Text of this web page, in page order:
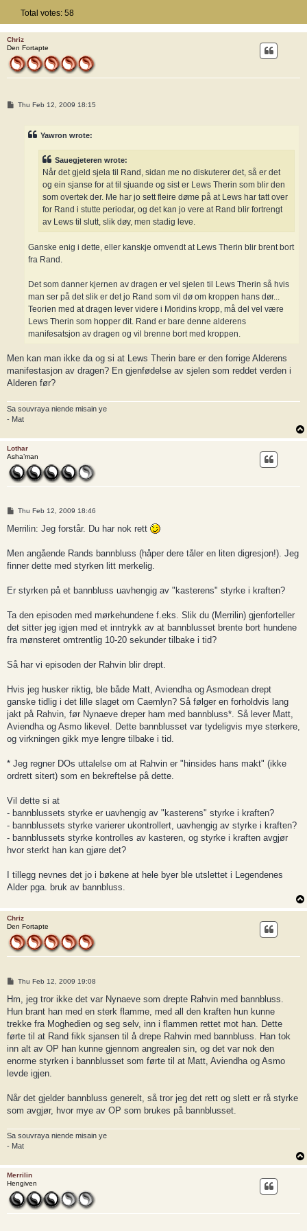
Total votes: 58
Chriz
Den Fortapte
PThu Feb 12, 2009 18:15
Yawron wrote:
Sauegjeteren wrote:
Når det gjeld sjela til Rand, sidan me no diskuterer det, så er det
og ein sjanse for at til sjuande og sist er Lews Therin som blir den
som overtek der. Me har jo sett fleire døme på at Lews har tatt over
for Rand i stutte periodar, og det kan jo vere at Rand blir fortrengt
av Lews til slutt, slik døy, men stadig leve.
Ganske enig i dette, eller kanskje omvendt at Lews Therin blir brent bort
fra Rand.
Det som danner kjernen av dragen er vel sjelen til Lews Therin så hvis
man ser på det slik er det jo Rand som vil dø om kroppen hans dør...
Teorien med at dragen lever videre i Moridins kropp, må del vel være
Lews Therin som hopper dit. Rand er bare denne alderens
manifesatsjon av dragen og vil brenne bort med kroppen.
Men kan man ikke da og si at Lews Therin bare er den forrige Alderens
manifestasjon av dragen? En gjenfødelse av sjelen som reddet verden i
Alderen før?
Sa souvraya niende misain ye
- Mat
Lothar
Asha’man
P
s
Thu Feb 12, 2009 18:46
Merrilin: Jeg forstår. Du har nok rett
Men angående Rands bannbluss (håper dere tåler en liten digresjon!). Jeg
finner dette med styrken litt merkelig.
Er styrken på et bannbluss uavhengig av "kasterens" styrke i kraften?
Ta den episoden med mørkehundene f.eks. Slik du (Merrilin) gjenforteller
det sitter jeg igjen med et inntrykk av at bannblusset brente bort hundene
fra mønsteret omtrentlig 10-20 sekunder tilbake i tid?
Så har vi episoden der Rahvin blir drept.
Hvis jeg husker riktig, ble både Matt, Aviendha og Asmodean drept
ganske tidlig i det lille slaget om Caemlyn? Så følger en forholdvis lang
jakt på Rahvin, før Nynaeve dreper ham med bannbluss*. Så lever Matt,
Aviendha og Asmo likevel. Dette bannblusset var tydeligvis mye sterkere,
og virkningen gikk mye lengre tilbake i tid.
* Jeg regner DOs uttalelse om at Rahvin er "hinsides hans makt" (ikke
ordrett sitert) som en bekreftelse på dette.
Vil dette si at
- bannblussets styrke er uavhengig av "kasterens" styrke i kraften?
- bannblussets styrke varierer ukontrollert, uavhengig av styrke i kraften?
- bannblussets styrke kontrolles av kasteren, og styrke i kraften avgjør
hvor sterkt han kan gjøre det?
I tillegg nevnes det jo i bøkene at hele byer ble utslettet i Legendenes
Alder pga. bruk av bannbluss.
Chriz
Den Fortapte
P
s
Thu Feb 12, 2009 19:08
Hm, jeg tror ikke det var Nynaeve som drepte Rahvin med bannbluss.
Hun brant han med en sterk flamme, med all den kraften hun kunne
trekke fra Moghedien og seg selv, inn i flammen rettet mot han. Dette
førte til at Rand fikk sjansen til å drepe Rahvin med bannbluss. Han tok
inn alt av OP han kunne gjennom angrealen sin, og det var nok den
enorme styrken i bannblusset som førte til at Matt, Aviendha og Asmo
levde igjen.
Når det gjelder bannbluss generelt, så tror jeg det rett og slett er rå styrke
som avgjør, hvor mye av OP som brukes på bannblusset.
Sa souvraya niende misain ye
- Mat
Merrilin
Hengiven